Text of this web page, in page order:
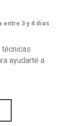
entre 3 y 4 días
ayudarte a